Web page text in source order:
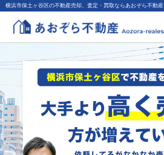
横浜市保土ヶ谷区の不動産売却、査定・買取ならあおぞら不動産